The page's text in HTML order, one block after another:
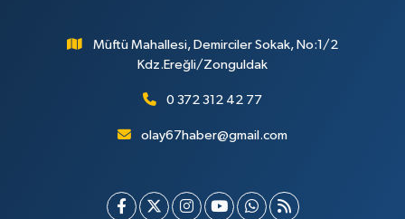
Müftü Mahallesi, Demirciler Sokak, No:1/2
Kdz.Ereğli/Zonguldak
0 372 312 42 77
olay67haber@gmail.com